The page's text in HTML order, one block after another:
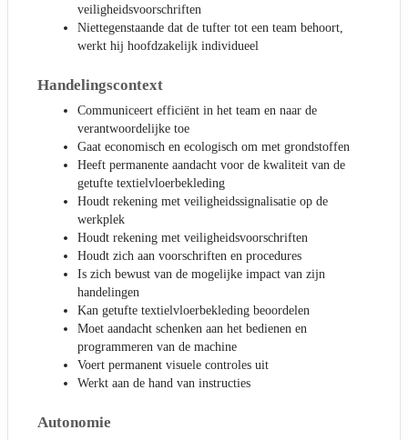
veiligheidsvoorschriften
Niettegenstaande dat de tufter tot een team behoort,
werkt hij hoofdzakelijk individueel
Handelingscontext
Communiceert efficiënt in het team en naar de
verantwoordelijke toe
Gaat economisch en ecologisch om met grondstoffen
Heeft permanente aandacht voor de kwaliteit van de
getufte textielvloerbekleding
Houdt rekening met veiligheidssignalisatie op de
werkplek
Houdt rekening met veiligheidsvoorschriften
Houdt zich aan voorschriften en procedures
Is zich bewust van de mogelijke impact van zijn
handelingen
Kan getufte textielvloerbekleding beoordelen
Moet aandacht schenken aan het bedienen en
programmeren van de machine
Voert permanent visuele controles uit
Werkt aan de hand van instructies
Autonomie